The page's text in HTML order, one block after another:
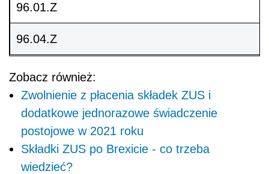
96.01.Z
96.04.Z
Zobacz również:
Zwolnienie z płacenia składek ZUS i
dodatkowe jednorazowe świadczenie
postojowe w 2021 roku
Składki ZUS po Brexicie - co trzeba
wiedzieć?